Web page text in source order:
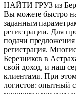
НАЙТИ ГРУЗ из
Вы можете быстро
заданным
регистрации. Для
подачи предложения
регистрация.
Березников в
свой доход, и наш
клиентами. При
логистов: опытный